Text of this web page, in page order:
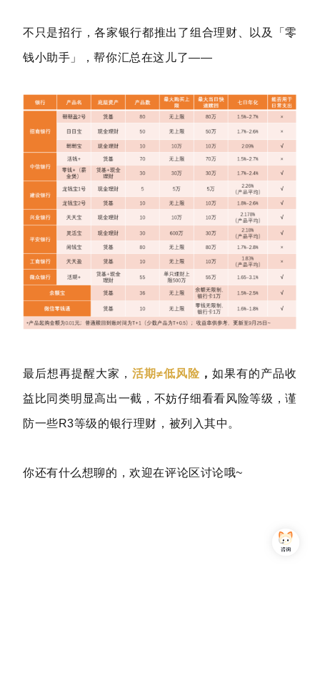
不只是招行，各家银行都推出了组合理财、以及「零
钱小助手」，帮你汇总在这儿了——
最后想再提醒大家，活期≠低风险 ，如果有的产品收
益比同类明显高出一截，不妨仔细看看风险等级，谨
防一些R3等级的银行理财，被列入其中。
你还有什么想聊的，欢迎在评论区讨论哦~